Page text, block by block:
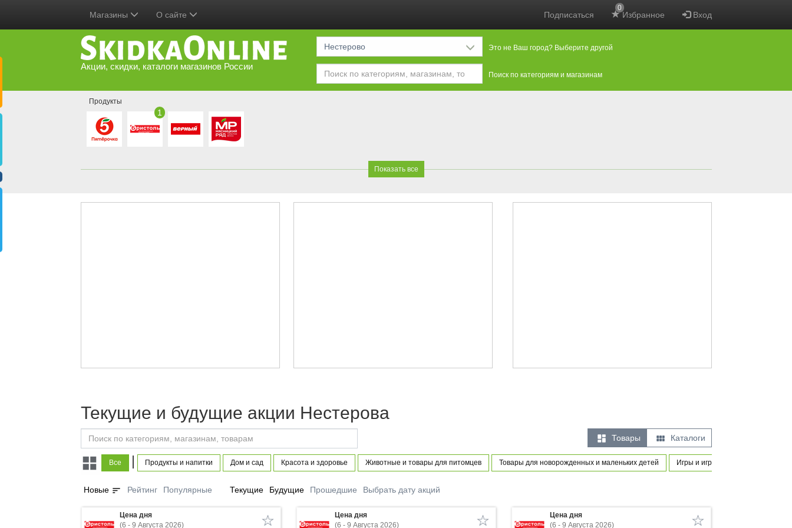
Подписаться Избранное
0
Вход
Магазины О сайте
Акции, скидки, каталоги магазинов России
Нестерово Это не Ваш город? Выберите другой
Поиск по категориям и магазинам
Продукты
1
Показать все
Текущие и будущие акции Нестерова
 Товары  Каталоги
Все | Продукты и напитки Дом и сад Красота и здоровье Животные и товары для питомцев Товары для новорожденных и маленьких детей Игры и игрушки
Новые sort Рейтинг Популярные Текущие Будущие Прошедшие Выбрать дату акций
Цена дня
(6 - 9 Августа 2026)
Цена дня
(6 - 9 Августа 2026)
Цена дня
(6 - 9 Августа 2026)